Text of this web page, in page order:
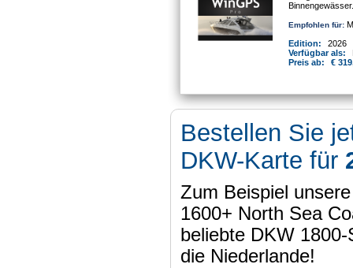
Binnengewässer.
Empfohlen für:
Edition:
2026
Verfügbar als:
Preis ab:
€
Bestellen Sie
DKW-Karte für
Zum Beispiel
1600+ North Sea
beliebte DKW
die Niederlande!